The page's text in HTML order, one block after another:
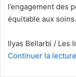
l’engagement des
équitable aux soins.
Ilyas Bellarbi / Les
Continuer la lecture